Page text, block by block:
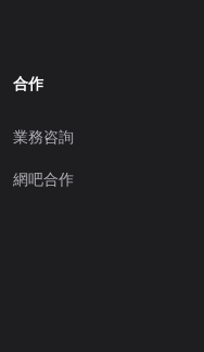
合作
業務咨詢
網吧合作